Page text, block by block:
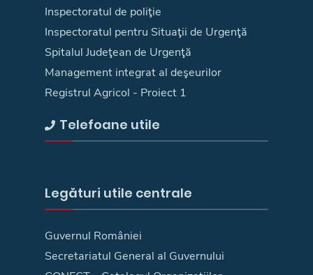
Inspectoratul de poliţie
Inspectoratul pentru Situaţii de Urgenţă
Spitalul Judeţean de Urgenţă
Management integrat al deşeurilor
Registrul Agricol - Proiect 1
Telefoane utile
Legături utile centrale
Guvernul României
Secretariatul General al Guvernului